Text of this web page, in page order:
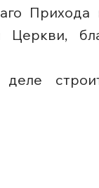
Прихода
Церкви,